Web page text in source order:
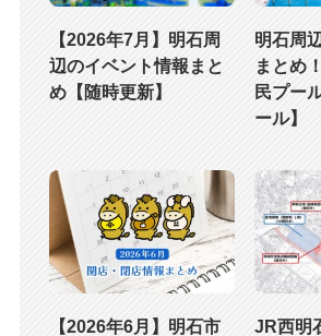
【2026年7月】明石周
辺のイベント情報まと
め【随時更新】
明石周
まとめ
民プー
ール】
【2026年6月】明石市
JR西明